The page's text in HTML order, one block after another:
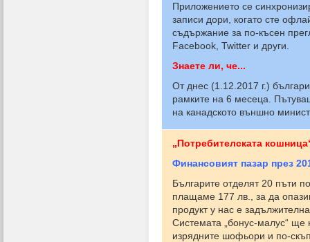
Приложението се
записи дори, когато сте
съдържание за по-късен
Facebook, Twitter и други.
Знаете ли, че...
От днес (1.12.2017 г.)
рамките на 6 месеца.
на канадското външно
„Потребителската
Финансовият пазар през
Българите отделят 20 пъти
плащаме 177 лв., за да
продукт у нас е
Системата „бонус-малус“ ще
изрядните шофьори и по-